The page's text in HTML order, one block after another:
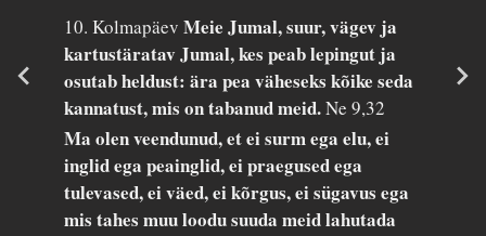
10. KolmapäevMeie Jumal, suur, vägev ja
kartustäratav Jumal, kes peab lepingut ja
osutab heldust: ära pea väheseks kõike seda
kannatust, mis on tabanud meid.Ne 9,32
Ma olen veendunud, et ei surm ega elu, ei
inglid ega peainglid, ei praegused ega
tulevased, ei väed, ei kõrgus, ei sügavus ega
mis tahes muu loodu suuda meid lahutada